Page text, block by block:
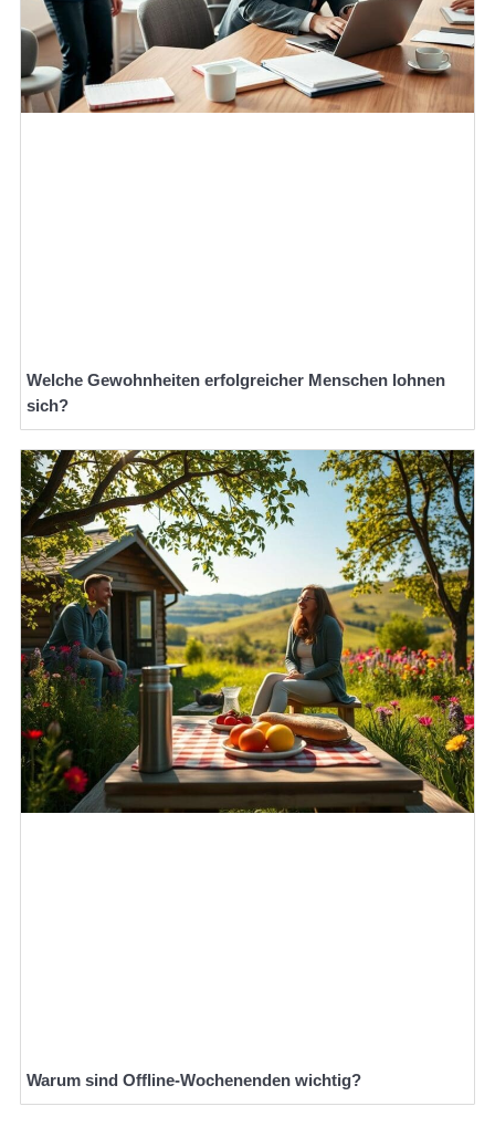
Welche Gewohnheiten erfolgreicher Menschen lohnen
sich?
Warum sind Offline-Wochenenden wichtig?